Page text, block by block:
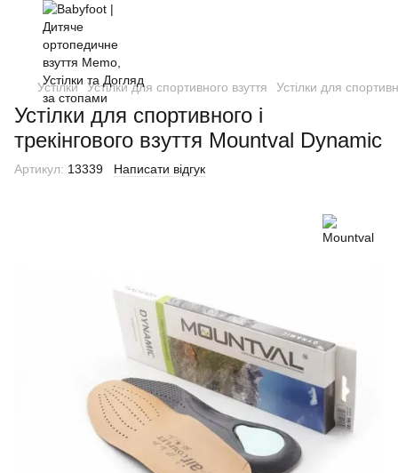
Устілки Устілки для спортивного взуття Устілки для
Устілки для спортивного і
трекінгового взуття Mountval Dynamic
Артикул: 13339 Написати відгук